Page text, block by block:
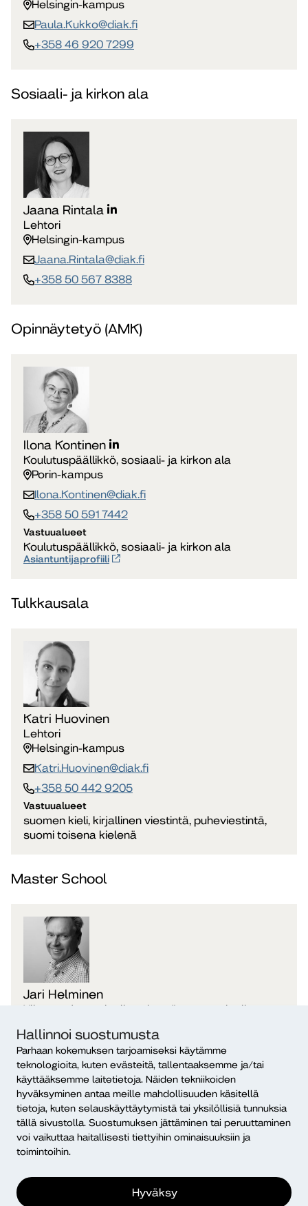
Hallinnoi suostumusta
Parhaan kokemuksen tarjoamiseksi käytämme
teknologioita, kuten evästeitä, tallentaaksemme ja/tai
käyttääksemme laitetietoja. Näiden tekniikoiden
hyväksyminen antaa meille mahdollisuuden käsitellä
tietoja, kuten selauskäyttäytymistä tai yksilöllisiä tunnuksia
tällä sivustolla. Suostumuksen jättäminen tai peruuttaminen
voi vaikuttaa haitallisesti tiettyihin ominaisuuksiin ja
toimintoihin.
Hyväksy
Helsingin-kampus
Paula.Kukko​@diak.fi
+358 46 920 7299
Sosiaali- ja kirkon ala
Jaana Rintala
Lehtori
Helsingin-kampus
Jaana.Rintala​@diak.fi
+358 50 567 8388
Opinnäytetyö (AMK)
Ilona Kontinen
Koulutuspäällikkö, sosiaali- ja kirkon ala
Porin-kampus
Ilona.Kontinen​@diak.fi
+358 50 591 7442
Vastuualueet
Koulutuspäällikkö, sosiaali- ja kirkon ala
Asiantuntijaprofiili
Tulkkausala
Katri Huovinen
Lehtori
Helsingin-kampus
Katri.Huovinen​@diak.fi
+358 50 442 9205
Vastuualueet
suomen kieli, kirjallinen viestintä, puheviestintä,
suomi toisena kielenä
Master School
Jari Helminen
Yliopettaja, sosiaalinen kestävyys, sosiaaliset
Helsingin-kampus
Jari.Helminen​@diak.fi
+358 40 869 6021